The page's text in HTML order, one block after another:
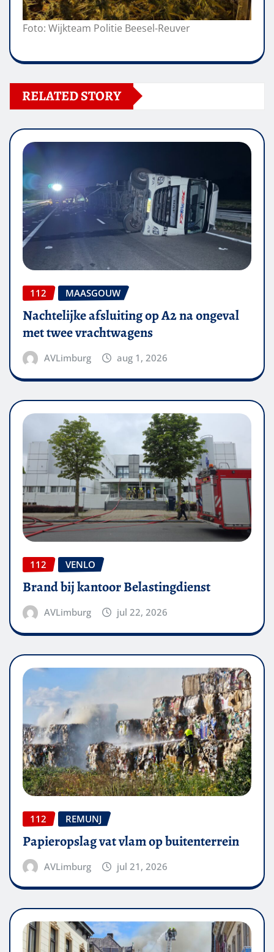
Foto: Wijkteam Politie Beesel-Reuver
RELATED STORY
112 MAASGOUW
Nachtelijke afsluiting op A2 na ongeval
met twee vrachtwagens
AVLimburg aug 1, 2026
112 VENLO
Brand bij kantoor Belastingdienst
AVLimburg jul 22, 2026
112 REMUNJ
Papieropslag vat vlam op buitenterrein
AVLimburg jul 21, 2026